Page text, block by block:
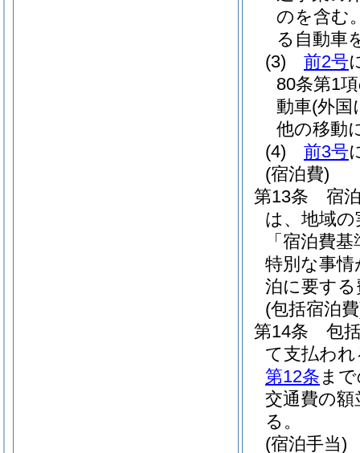
のを含む
る自動車
(3)
前2号
80条第1
動車(外国
他の移動
(4)
前3号
(宿泊費)
第13条
宿
は、地域
「宿泊費
特別な事
泊に要す
(包括宿泊
第14条
包
て支払わ
第12条 ま
交通費の
る。
(宿泊手当)